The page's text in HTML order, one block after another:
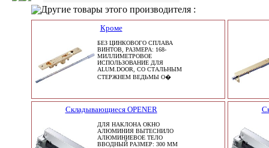
Другие товары этого производителя :
Кроме
БЕЗ ЦИНКОВОГО СПЛАВА
ВИНТОВ, РАЗМЕРА: 168-
МИЛЛИМЕТРОВОЕ
ИСПОЛЬЗОВАНИЕ ДЛЯ
ALUM.DOOR, СО СТАЛЬНЫМ
СТЕРЖНЕМ ВЕДЬМЫ О�
Складывающиеся OPENER
ДЛЯ НАКЛОНА ОКНО
АЛЮМИНИЯ ВЫТЕСНИЛО
АЛЮМИНИЕВОЕ ТЕЛО
ВВОДНЫЙ РАЗМЕР: 300 ММ